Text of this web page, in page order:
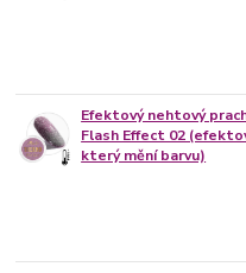
Efektový nehtový
Flash Effect 02
který mění barvu)